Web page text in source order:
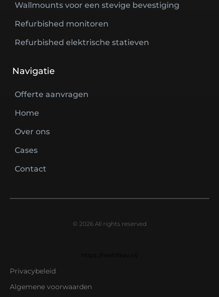
Wallmounts voor een stevige bevestiging
Refurbished monitoren
Refurbished elektrische statieven
Navigatie
Offerte aanvragen
Home
Over ons
Cases
Contact
© 2026 All rights reserved
Privacybeleid
Algemene voorwaarden